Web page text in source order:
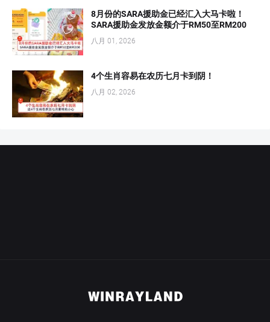
8月份的SARA援助金已经汇入大马卡啦！
SARA援助金发放金额介于RM50至RM200
八月 01, 2026
4个生肖容易在农历七月卡到阴！
八月 02, 2026